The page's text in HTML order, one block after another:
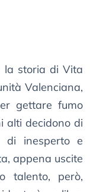
la storia di Vita
Valenciana,
gettare fumo
alti decidono di
di inesperto e
appena uscite
talento, però,